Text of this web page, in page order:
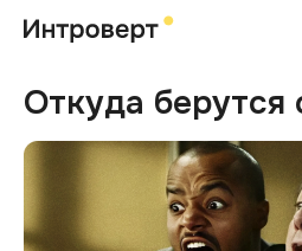
Откуда берутся